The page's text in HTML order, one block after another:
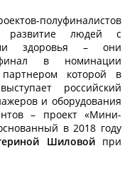
полуфиналистов
развитие людей с
здоровья – они
в номинации
партнером которой в
российский
и оборудования
– проект «Мини-
в 2018 году
Шиловой при